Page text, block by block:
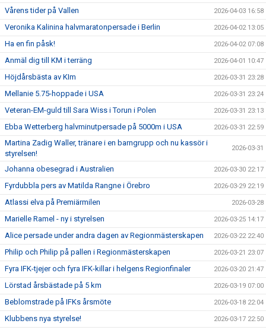
Vårens tider på Vallen 2026-04-03 16:58
Veronika Kalinina halvmaratonpersade i Berlin 2026-04-02 13:05
Ha en fin påsk! 2026-04-02 07:08
Anmäl dig till KM i terräng 2026-04-01 10:47
Höjdårsbästa av KIm 2026-03-31 23:28
Mellanie 5.75-hoppade i USA 2026-03-31 23:24
Veteran-EM-guld till Sara Wiss i Torun i Polen 2026-03-31 23:13
Ebba Wetterberg halvminutpersade på 5000m i USA 2026-03-31 22:59
Martina Zadig Waller, tränare i en barngrupp och nu kassör i
styrelsen!
2026-03-31
Johanna obesegrad i Australien 2026-03-30 22:17
Fyrdubbla pers av Matilda Rangne i Örebro 2026-03-29 22:19
Atlassi elva på Premiärmilen 2026-03-28
Marielle Ramel - ny i styrelsen 2026-03-25 14:17
Alice persade under andra dagen av Regionmästerskapen 2026-03-22 22:40
Philip och Philip på pallen i Regionmästerskapen 2026-03-21 23:07
Fyra IFK-tjejer och fyra IFK-killar i helgens Regionfinaler 2026-03-20 21:47
Lörstad årsbästade på 5 km 2026-03-19 07:00
Beblomstrade på IFKs årsmöte 2026-03-18 22:04
Klubbens nya styrelse! 2026-03-17 22:50